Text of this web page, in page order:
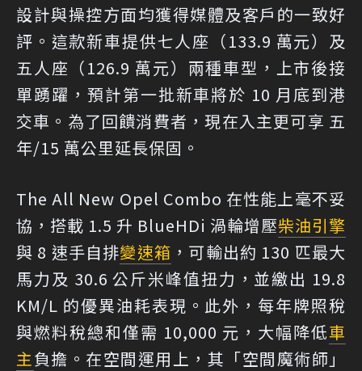
設計與操控方面均獲得媒體及客戶的一致好
評。這款新車提供七人座（133.9 萬元）及
五人座（126.9 萬元）兩種車型，上市後接
單踴躍，預計第一批新車將於 10 月底到港
交車。為了回饋消費者，現在入主更可享 五
年/15 萬公里延長保固。
The All New Opel Combo 在性能上毫不妥
協，搭載 1.5 升 BlueHDi 渦輪增壓柴油引擎
與 8 速手自排變速箱 ，可輸出約 130 匹最大
馬力及 30.6 公斤米峰值扭力，並繳出 19.8
KM/L 的優異油耗表現。此外，每年牌照稅
與燃料稅總和僅需 10,000 元，大幅降低車
主負擔。在空間運用上，其「空間魔術師」